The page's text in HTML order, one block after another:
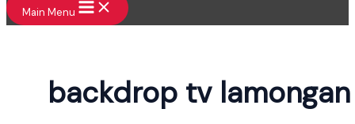
Main Menu
backdrop tv lamongan